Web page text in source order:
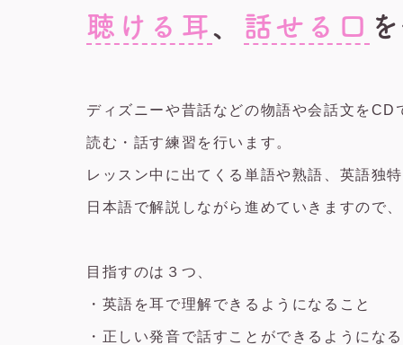
聴ける耳 、 話せる口
ディズニーや昔話などの物語や会話文をCD
読む・話す練習を行います。
レッスン中に出てくる単語や熟語、英語独
日本語で解説しながら進めていきますので
目指すのは３つ、
・英語を耳で理解できるようになること
・正しい発音で話すことができるようにな